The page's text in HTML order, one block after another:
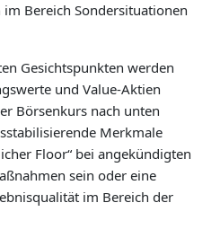
Bereich Sondersituationen
Gesichtspunkten werden
und Value-Aktien
Börsenkurs nach unten
Merkmale
Floor“ bei angekündigten
sein oder eine
im Bereich der